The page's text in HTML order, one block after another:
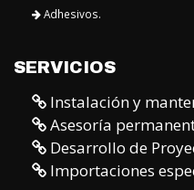
Adhesivos.
SERVICIOS
Instalación y
Asesoría
Desarrollo de
Importaciones